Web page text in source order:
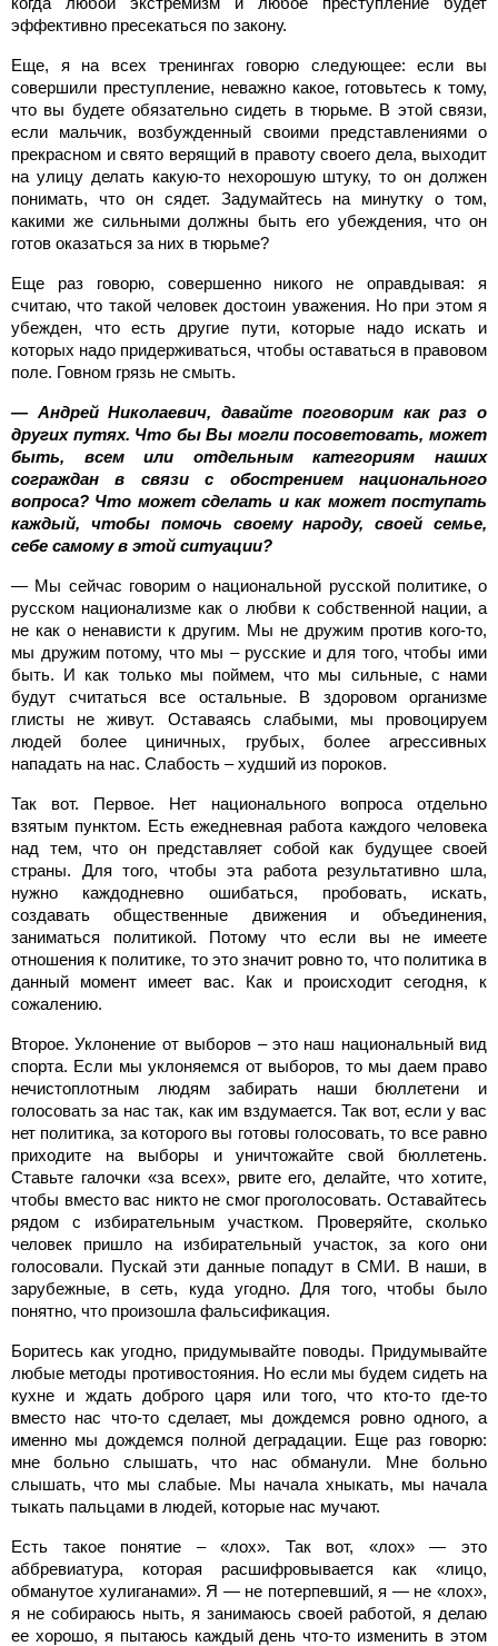
эффективно пресекаться по закону.
Еще, я на всех тренингах говорю следующее: если вы
совершили преступление, неважно какое, готовьтесь к тому,
что вы будете обязательно сидеть в тюрьме. В этой связи,
если мальчик, возбужденный своими представлениями о
прекрасном и свято верящий в правоту своего дела, выходит
на улицу делать какую-то нехорошую штуку, то он должен
понимать, что он сядет. Задумайтесь на минутку о том,
какими же сильными должны быть его убеждения, что он
готов оказаться за них в тюрьме?
Еще раз говорю, совершенно никого не оправдывая: я
считаю, что такой человек достоин уважения. Но при этом я
убежден, что есть другие пути, которые надо искать и
которых надо придерживаться, чтобы оставаться в правовом
поле. Говном грязь не смыть.
— Андрей Николаевич, давайте поговорим как раз о
других путях. Что бы Вы могли посоветовать, может
быть, всем или отдельным категориям наших
сограждан в связи с обострением национального
вопроса? Что может сделать и как может поступать
каждый, чтобы помочь своему народу, своей семье,
себе самому в этой ситуации?
— Мы сейчас говорим о национальной русской политике, о
русском национализме как о любви к собственной нации, а
не как о ненависти к другим. Мы не дружим против кого-то,
мы дружим потому, что мы – русские и для того, чтобы ими
быть. И как только мы поймем, что мы сильные, с нами
будут считаться все остальные. В здоровом организме
глисты не живут. Оставаясь слабыми, мы провоцируем
людей более циничных, грубых, более агрессивных
нападать на нас. Слабость – худший из пороков.
Так вот. Первое. Нет национального вопроса отдельно
взятым пунктом. Есть ежедневная работа каждого человека
над тем, что он представляет собой как будущее своей
страны. Для того, чтобы эта работа результативно шла,
нужно каждодневно ошибаться, пробовать, искать,
создавать общественные движения и объединения,
заниматься политикой. Потому что если вы не имеете
отношения к политике, то это значит ровно то, что политика в
данный момент имеет вас. Как и происходит сегодня, к
сожалению.
Второе. Уклонение от выборов – это наш национальный вид
спорта. Если мы уклоняемся от выборов, то мы даем право
нечистоплотным людям забирать наши бюллетени и
голосовать за нас так, как им вздумается. Так вот, если у вас
нет политика, за которого вы готовы голосовать, то все равно
приходите на выборы и уничтожайте свой бюллетень.
Ставьте галочки «за всех», рвите его, делайте, что хотите,
чтобы вместо вас никто не смог проголосовать. Оставайтесь
рядом с избирательным участком. Проверяйте, сколько
человек пришло на избирательный участок, за кого они
голосовали. Пускай эти данные попадут в СМИ. В наши, в
зарубежные, в сеть, куда угодно. Для того, чтобы было
понятно, что произошла фальсификация.
Боритесь как угодно, придумывайте поводы. Придумывайте
любые методы противостояния. Но если мы будем сидеть на
кухне и ждать доброго царя или того, что кто-то где-то
вместо нас что-то сделает, мы дождемся ровно одного, а
именно мы дождемся полной деградации. Еще раз говорю:
мне больно слышать, что нас обманули. Мне больно
слышать, что мы слабые. Мы начала хныкать, мы начала
тыкать пальцами в людей, которые нас мучают.
Есть такое понятие – «лох». Так вот, «лох» — это
аббревиатура, которая расшифровывается как «лицо,
обманутое хулиганами». Я — не потерпевший, я — не «лох»,
я не собираюсь ныть, я занимаюсь своей работой, я делаю
ее хорошо, я пытаюсь каждый день что-то изменить в этом